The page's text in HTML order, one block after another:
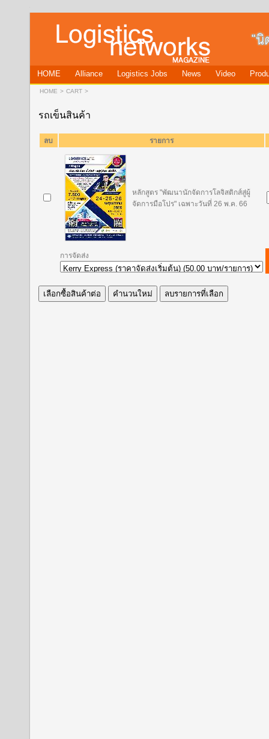
HOME Alliance Logistics Jobs News Video
HOME > CART >
รถเข็นสินค้า
ลบ รายการ
หลักสูตร "พัฒนานักจัดการโลจิสติกส์สู่ผู้
จัดการมือโปร" เฉพาะวันที่ 26 พ.ค. 66
การจัดส่ง